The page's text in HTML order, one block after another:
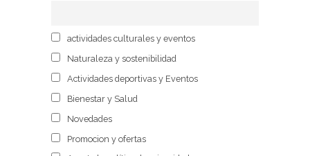
actividades culturales y eventos
Naturaleza y sostenibilidad
Actividades deportivas y Eventos
Bienestar y Salud
Novedades
Promocion y ofertas